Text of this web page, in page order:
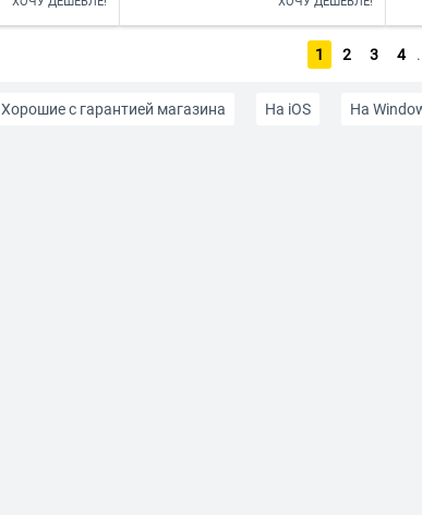
1 2 3 4
Хорошие с гарантией магазина На iOS На